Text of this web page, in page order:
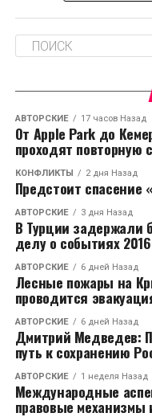
АВТОРСКИЕ 17 часов Назад
От Apple Park до
проходят повторную
КОНФЛИКТЫ 2 дня Назад
Предстоит
АВТОРСКИЕ 3 дня Назад
В Турции задержали
делу о событиях
АВТОРСКИЕ 6 дней Назад
Лесные пожары на
проводится
АВТОРСКИЕ 6 дней Назад
Дмитрий Медведев:
путь к сохранению
АВТОРСКИЕ 1 неделя Назад
Международные
правовые механизмы